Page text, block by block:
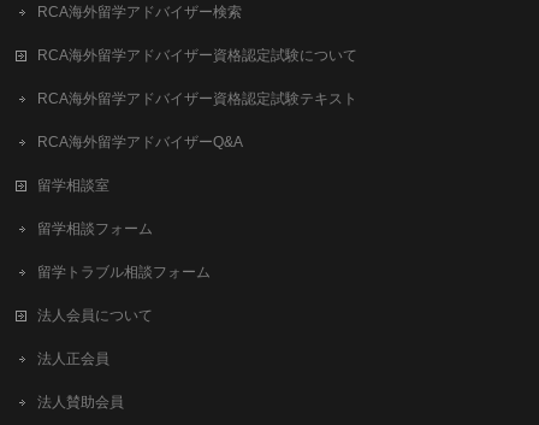
RCA海外留学アドバイザー検索
RCA海外留学アドバイザー資格認定試験について
RCA海外留学アドバイザー資格認定試験テキスト
RCA海外留学アドバイザーQ&A
留学相談室
留学相談フォーム
留学トラブル相談フォーム
法人会員について
法人正会員
法人賛助会員